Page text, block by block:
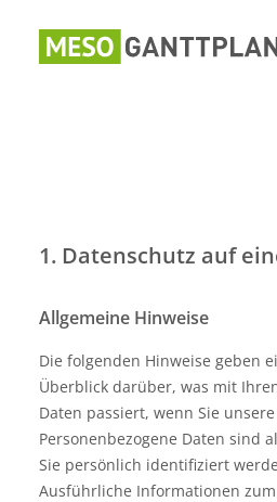
1. Datenschutz auf
Allgemeine Hinweise
Die folgenden Hinweise geben
Überblick darüber, was mit
Daten passiert, wenn Sie
Personenbezogene Daten sind
Sie persönlich identifiziert
Ausführliche Informationen